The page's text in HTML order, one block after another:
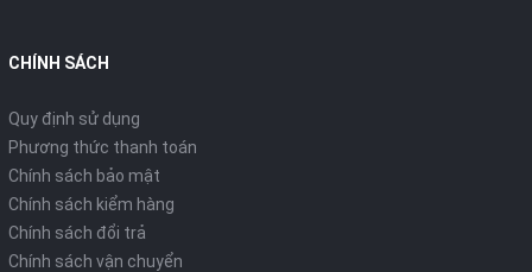
CHÍNH SÁCH
Quy định sử dụng
Phương thức thanh toán
Chính sách bảo mật
Chính sách kiểm hàng
Chính sách đổi trả
Chính sách vận chuyển